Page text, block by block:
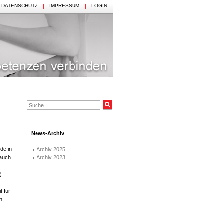
DATENSCHUTZ IMPRESSUM LOGIN
News-Archiv
Archiv 2025
Archiv 2023
in
für